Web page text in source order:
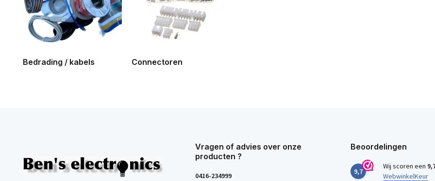
Bedrading / kabels Connectoren
Vragen of advies over onze
producten ?
0416-234999
Beoordelingen
9,7
Wij scoren een
WebwinkelKeur